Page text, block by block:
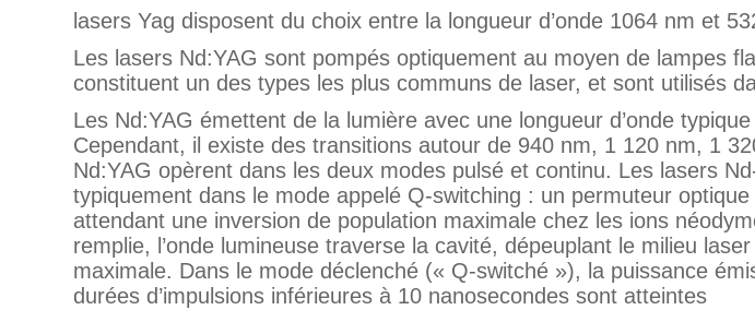
lasers Yag disposent du choix entre la longueur d’onde 1064 nm et
Les lasers Nd:YAG sont pompés optiquement au moyen de lampes
constituent un des types les plus communs de laser, et sont utilisés
Les Nd:YAG émettent de la lumière avec une longueur d’onde
Cependant, il existe des transitions autour de 940 nm, 1 120 nm, 1
Nd:YAG opèrent dans les deux modes pulsé et continu. Les lasers
typiquement dans le mode appelé Q-switching : un permuteur
attendant une inversion de population maximale chez les ions
remplie, l’onde lumineuse traverse la cavité, dépeuplant le milieu
maximale. Dans le mode déclenché (« Q-switché »), la puissance
durées d’impulsions inférieures à 10 nanosecondes sont atteintes